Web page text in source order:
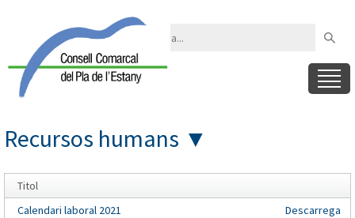
Recursos humans ▼
Titol
Calendari laboral 2021
Descarrega